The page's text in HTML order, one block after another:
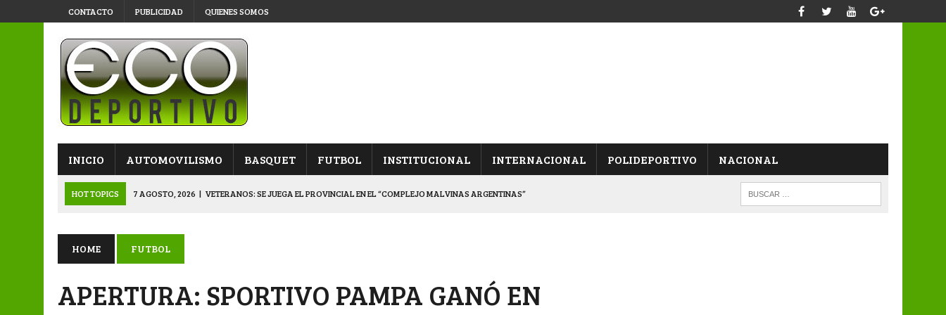
CONTACTO PUBLICIDAD QUIENES SOMOS
INICIO AUTOMOVILISMO BASQUET FUTBOL INSTITUCIONAL INTERNACIONAL POLIDEPORTIVO NACIONAL
HOT TOPICS 7 AGOSTO, 2026 | VETERANOS: SE JUEGA EL PROVINCIAL EN EL “COMPLEJO MALVINAS ARGENTINAS”
6 AGOSTO, 2026 | SUB 20: TRIUNFO Y CLASIFICACIÓN DE LOS “ALBICELESTES”
8 AGOSTO, 2026 | PRIMERA B: EL “GALLITO” Y EL “DECANO”, DUELO SEMIFINAL EN PAMPA
HOME FUTBOL
APERTURA: SPORTIVO PAMPA GANÓ EN